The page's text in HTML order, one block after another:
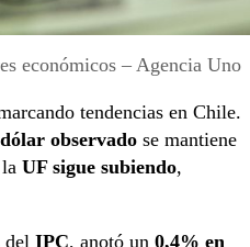
económicos – Agencia Uno
tendencias en Chile.
dólar observado se mantiene
UF sigue subiendo,
del IPC, anotó un 0,4% en